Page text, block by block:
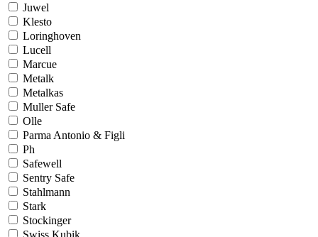
Juwel
Klesto
Loringhoven
Lucell
Marcue
Metalk
Metalkas
Muller Safe
Olle
Parma Antonio & Figli
Ph
Safewell
Sentry Safe
Stahlmann
Stark
Stockinger
Swiss Kubik